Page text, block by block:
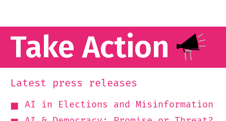
Take Action
Latest press releases
AI in Elections and Misinformation